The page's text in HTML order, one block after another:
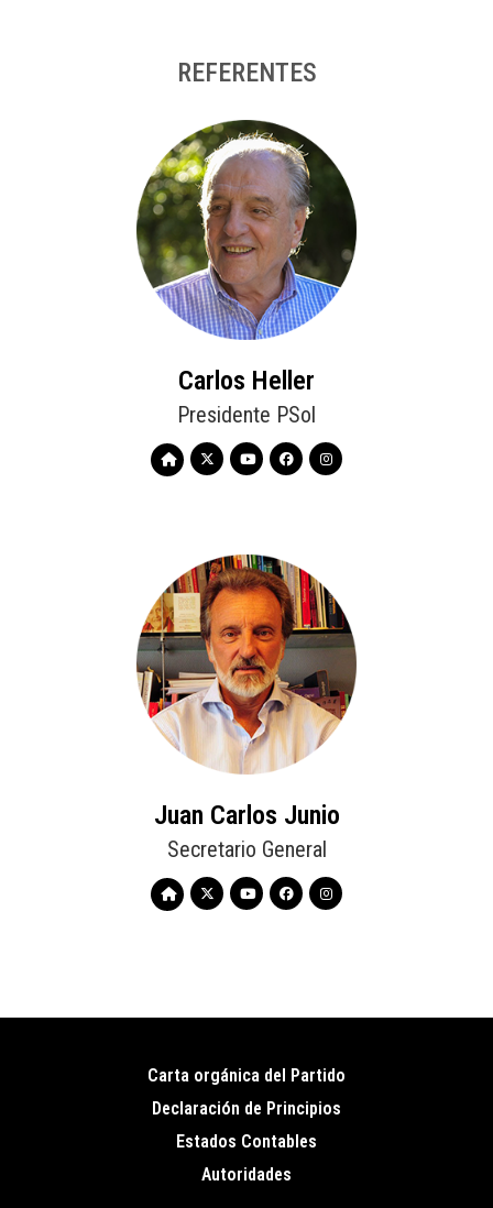
REFERENTES
Carlos Heller
Presidente PSol
Juan Carlos Junio
Secretario General
Pie
de
página
Carta orgánica del Partido
Declaración de Principios
Estados Contables
Autoridades